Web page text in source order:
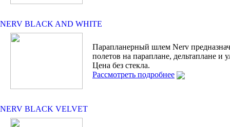
NERV BLACK AND WHITE
Парапланерный шлем Nerv
полетов на параплане, дельтаплане и
Цена без стекла.
Рассмотреть подробнее
NERV BLACK VELVET